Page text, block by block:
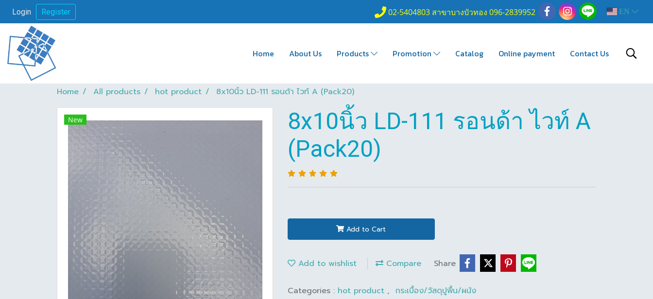
Login Register 02-5404803 สาขาบางบัวทอง 096-2839952 EN
Home About Us Products Promotion Catalog Online payment Contact Us
Home All products hot product 8x10นิ้ว LD-111 รอนด้า ไวท์ A (Pack20)
New
8x10นิ้ว LD-111 รอนด้า ไวท์ A
(Pack20)
Add to Cart
Add to wishlist Compare Share
Categories : hot product , กระเบื้อง/วัสดุปูพื้น/ผนัง